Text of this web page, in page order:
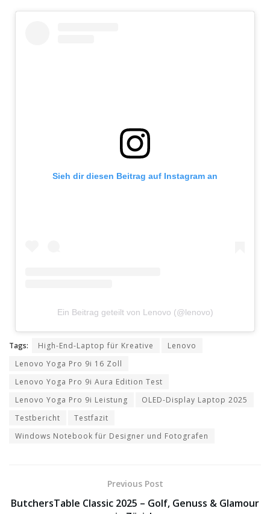
Sieh dir diesen Beitrag auf Instagram an
Ein Beitrag geteilt von Lenovo (@lenovo)
Tags: High-End-Laptop für Kreative
Lenovo
Lenovo Yoga Pro 9i 16 Zoll
Lenovo Yoga Pro 9i Aura Edition Test
Lenovo Yoga Pro 9i Leistung
OLED-Display Laptop 2025
Testbericht
Testfazit
Windows Notebook für Designer und Fotografen
Previous Post
ButchersTable Classic 2025 – Golf, Genuss & Glamour